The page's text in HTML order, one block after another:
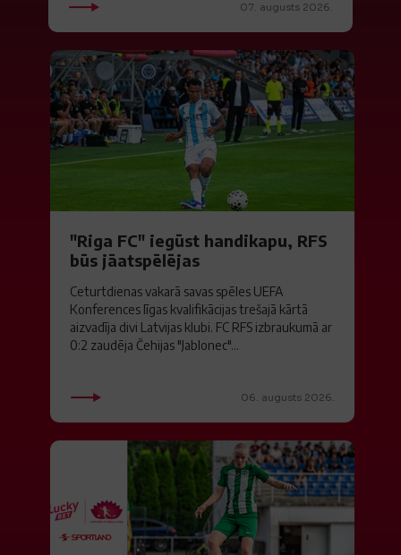
07. augusts 2026.
"Riga FC" iegūst handikapu, RFS
būs jāatspēlējas
Ceturtdienas vakarā savas spēles UEFA
Konferences līgas kvalifikācijas trešajā kārtā
aizvadīja divi Latvijas klubi. FC RFS izbraukumā ar
0:2 zaudēja Čehijas "Jablonec"...
06. augusts 2026.